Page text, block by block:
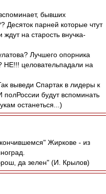
бывших
Десяток парней которые чтут
на старость внучка-
Лучшего опорника
НЕ!!! целовательпадали на
выведи Спартак в лидеры к
полРоссии будут вспоминать
останеться...)
Жиркове - из
да зелен" (И. Крылов)